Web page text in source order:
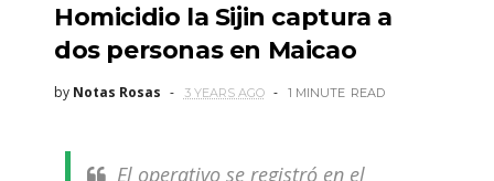
Homicidio la Sijin captura a
dos personas en Maicao
by Notas Rosas 3 YEARS AGO 1 MINUTE READ
El operativo se registró en el